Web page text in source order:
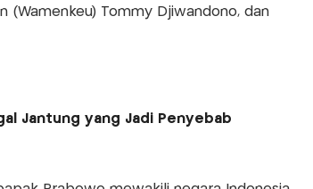
(Wamenkeu) Tommy Djiwandono, dan
Jantung yang Jadi Penyebab